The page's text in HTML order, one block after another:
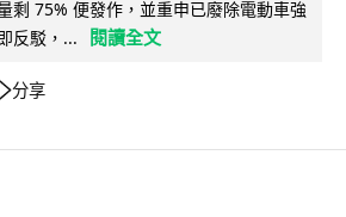
剩 75% 便發作，並重申已廢除電動車強
反駁，...
閱讀全文
分享